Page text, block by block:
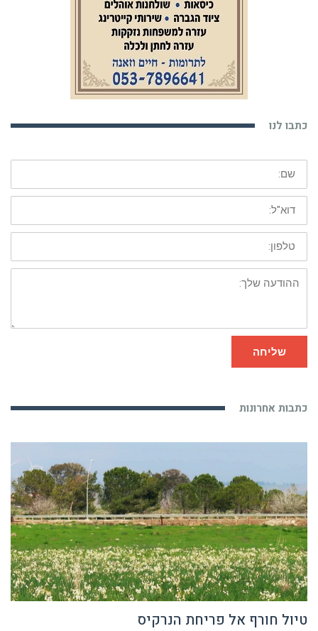
כתבו לנו
שם:
דוא"ל:
טלפון:
ההודעה
שלך:
שליחה
כתבות אחרונות
טיול חורף אל פריחת הנרקיס